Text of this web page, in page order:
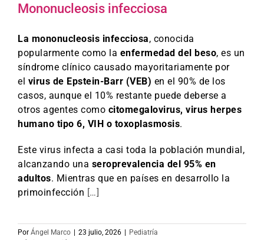
Mononucleosis infecciosa
La mononucleosis infecciosa, conocida
popularmente como la enfermedad del beso, es un
síndrome clínico causado mayoritariamente por
el virus de Epstein-Barr (VEB) en el 90% de los
casos, aunque el 10% restante puede deberse a
otros agentes como citomegalovirus, virus herpes
humano tipo 6, VIH o toxoplasmosis.
Este virus infecta a casi toda la población mundial,
alcanzando una seroprevalencia del 95% en
adultos. Mientras que en países en desarrollo la
primoinfección […]
Por Ángel Marco | 23 julio, 2026 | Pediatría